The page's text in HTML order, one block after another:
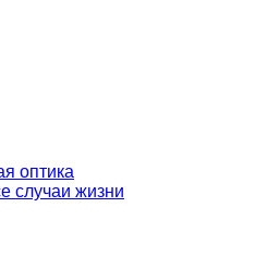
оптика
случаи жизни